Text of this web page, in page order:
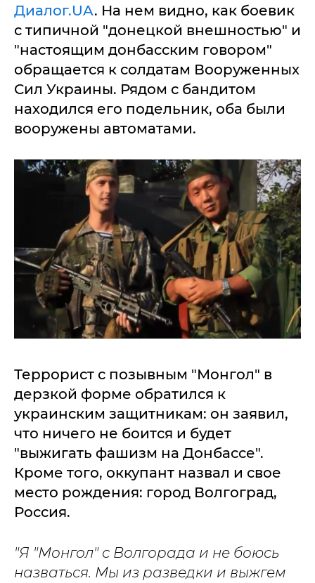
Диалог.UA. На нем видно, как боевик
с типичной "донецкой внешностью" и
"настоящим донбасским говором"
обращается к солдатам Вооруженных
Сил Украины. Рядом с бандитом
находился его подельник, оба были
вооружены автоматами.
Террорист с позывным "Монгол" в
дерзкой форме обратился к
украинским защитникам: он заявил,
что ничего не боится и будет
"выжигать фашизм на Донбассе".
Кроме того, оккупант назвал и свое
место рождения: город Волгоград,
Россия.
"Я "Монгол" с Волгорада и не боюсь
назваться. Мы из разведки и выжгем